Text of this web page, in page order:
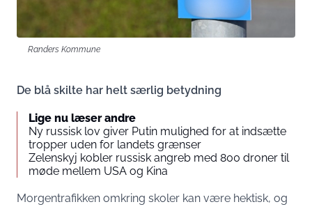
Randers Kommune
De blå skilte har helt særlig betydning
Lige nu læser andre
Ny russisk lov giver Putin mulighed for at indsætte
tropper uden for landets grænser
Zelenskyj kobler russisk angreb med 800 droner til
møde mellem USA og Kina
Morgentrafikken omkring skoler kan være hektisk, og